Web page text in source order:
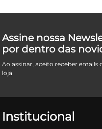
Assine nossa
por dentro das
Ao assinar, aceito receber emails
loja
Institucional